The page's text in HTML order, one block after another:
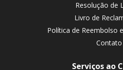
Resolução de
Livro de
Política de Reembolso
Contato
Serviços ao